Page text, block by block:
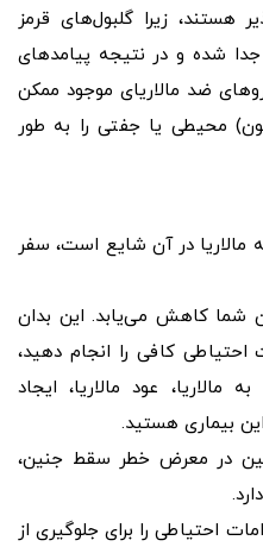
هستند، زیرا گلبول‌های قرمز
شده و در نتیجه پیامدهای
ضد مالاریای موجود ممکن
محیطی یا جفتی را به طور
مالاریا در آن شایع است، سفر
شما کاهش می‌یابد. این بدان
کافی را انجام دهید،
عود مالاریا، ایجاد
بیماری هستید.
جنین در معرض خطر سقط جنین،
احتیاطی را برای جلوگیری از